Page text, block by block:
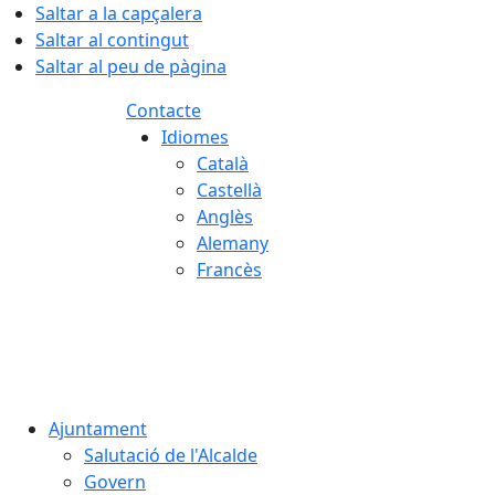
Saltar a la capçalera
Saltar al contingut
Saltar al peu de pàgina
Contacte
Idiomes
Català
Castellà
Anglès
Alemany
Francès
Ajuntament
Salutació de l'Alcalde
Govern